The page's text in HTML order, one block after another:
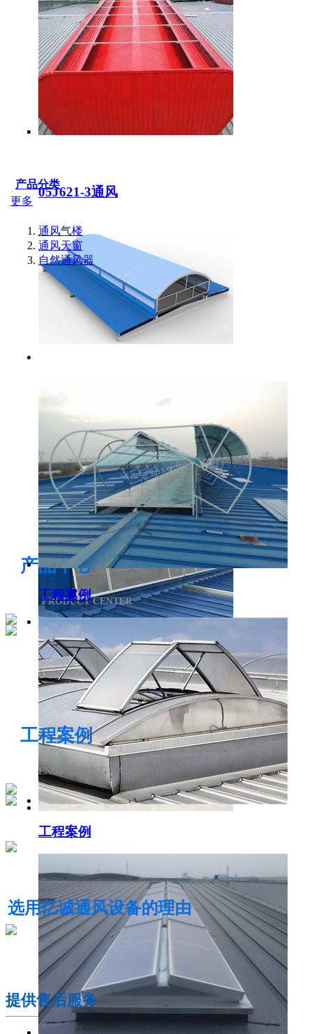
05J621-3通风
电开启通风气楼
侧开型排烟天窗
电动采光排烟天窗
产品分类
更多
通风气楼
通风天窗
自然通风器
产品中心
PRODUCT CENTER
工程案例
工程案例
工程案例
ENGINEERING CASE
选用亿诚通风设备的理由
提供售后服务